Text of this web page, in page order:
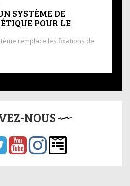
SYSTÈME DE
POUR LE
remplace les fixations de
NOUS